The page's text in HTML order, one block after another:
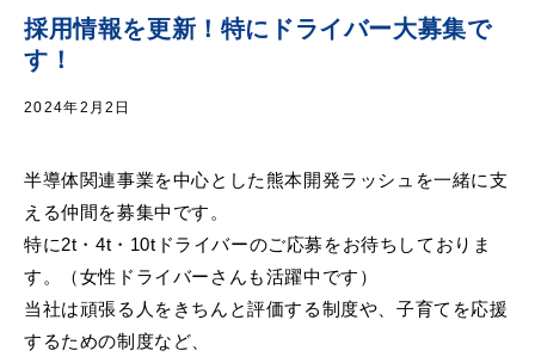
採用情報を更新！特にドライバー大募集で
す！
2024年2月2日
半導体関連事業を中心とした熊本開発ラッシュを一緒に支
える仲間を募集中です。
特に2t・4t・10tドライバーのご応募をお待ちしておりま
す。（女性ドライバーさんも活躍中です）
当社は頑張る人をきちんと評価する制度や、子育てを応援
するための制度など、